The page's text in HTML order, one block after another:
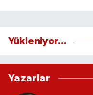
Yükleniyor...
Yazarlar